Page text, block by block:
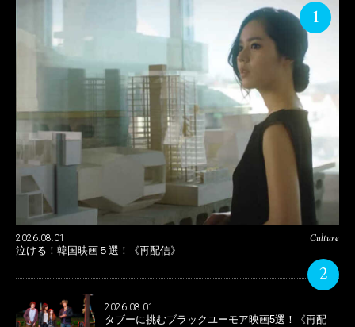
1
Culture
2026.08.01
泣ける！韓国映画５選！《再配信》
2
2026.08.01
タブーに挑むブラックユーモア映画5選！《再配